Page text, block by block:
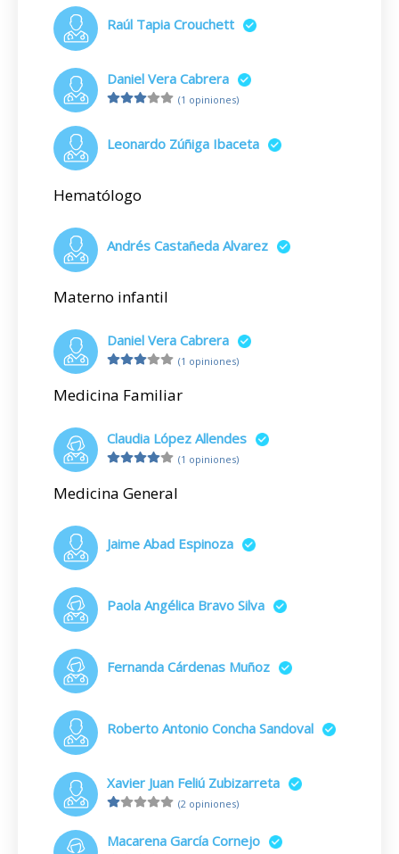
Raúl Tapia Crouchett
Daniel Vera Cabrera
(1 opiniones)
Leonardo Zúñiga Ibaceta
Hematólogo
Andrés Castañeda Alvarez
Materno infantil
Daniel Vera Cabrera
(1 opiniones)
Medicina Familiar
Claudia López Allendes
(1 opiniones)
Medicina General
Jaime Abad Espinoza
Paola Angélica Bravo Silva
Fernanda Cárdenas Muñoz
Roberto Antonio Concha Sandoval
Xavier Juan Feliú Zubizarreta
(2 opiniones)
Macarena García Cornejo